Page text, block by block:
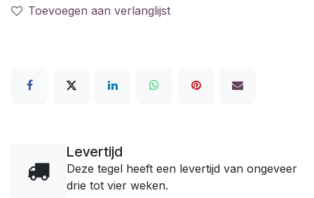
Toevoegen aan verlanglijst
Levertijd
Deze tegel heeft een levertijd van ongeveer
drie tot vier weken.